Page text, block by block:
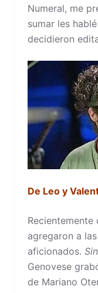
Numeral, me
sumar les
decidieron
De Leo y
agregaron a
aficionados.
Genovese
de Mariano